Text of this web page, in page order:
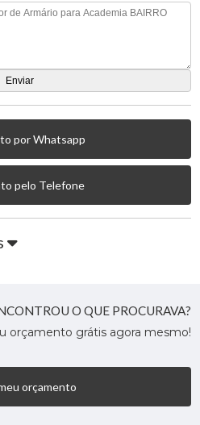
por Whatsapp
pelo Telefone
O QUE PROCURAVA?
orçamento grátis agora mesmo!
orçamento